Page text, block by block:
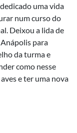
uma vida
num curso do
Deixou a lida de
para
da turma e
como nesse
e ter uma nova